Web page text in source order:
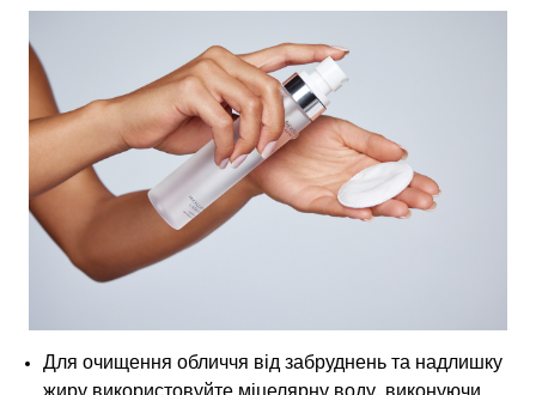
Для очищення обличчя від забруднень та надлишку